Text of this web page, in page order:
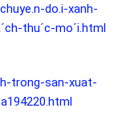
do.i-xanh-
thu´c-mo´i.html
trong-san-xuat-